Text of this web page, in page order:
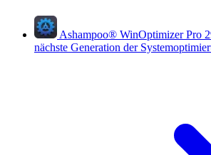
Ashampoo® WinOptimizer Pro
nächste Generation der